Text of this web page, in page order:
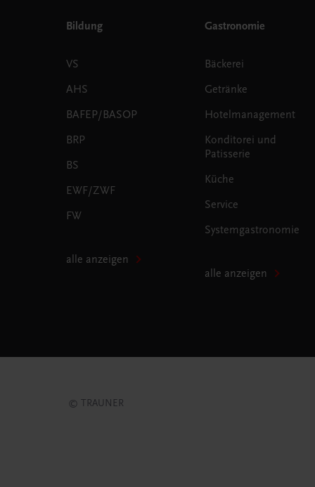
Bildung
VS
AHS
BAFEP/BASOP
BRP
BS
EWF/ZWF
FW
alle anzeigen
Gastronomie
Bäckerei
Getränke
Hotelmanagement
Konditorei und
Patisserie
Küche
Service
Systemgastronomie
alle anzeigen
© TRAUNER